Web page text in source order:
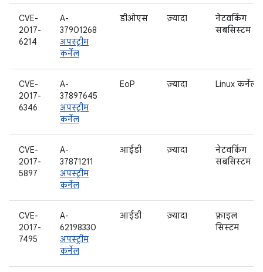
CVE-
2017-
6214
A-
37901268
अपस्ट्रीम
कर्नेल
डीओएस ज़्यादा
नेटवर्किंग
सबसिस्टम
CVE-
2017-
6346
A-
37897645
अपस्ट्रीम
कर्नेल
EoP ज़्यादा Linux कर्नेल
CVE-
2017-
5897
A-
37871211
अपस्ट्रीम
कर्नेल
आईडी ज़्यादा
नेटवर्किंग
सबसिस्टम
CVE-
2017-
7495
A-
62198330
अपस्ट्रीम
कर्नेल
आईडी ज़्यादा
फ़ाइल
सिस्टम